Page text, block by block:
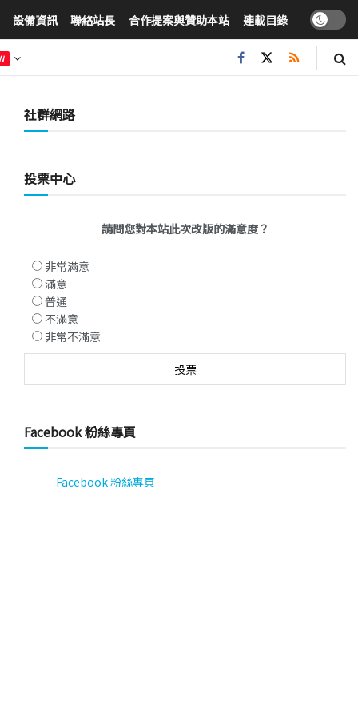
設備資訊 聯絡站長 合作提案與贊助本站 連載目錄
社群網路
投票中心
請問您對本站此次改版的滿意度？
非常滿意
滿意
普通
不滿意
非常不滿意
Facebook 粉絲專頁
Facebook 粉絲專頁